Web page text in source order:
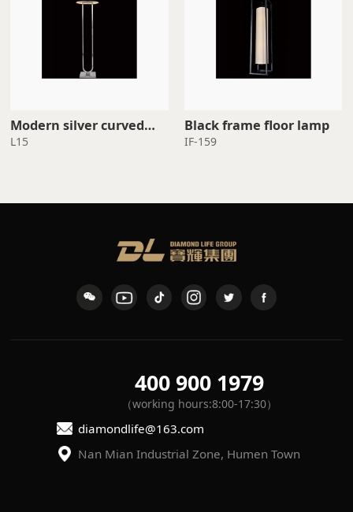
standing lamp
L15
Black frame floor lamp
IF-159
400 900 1979
（working hours:8:00-17:30）
diamondlife@163.com
Nan Mian Industrial Zone, Humen Town